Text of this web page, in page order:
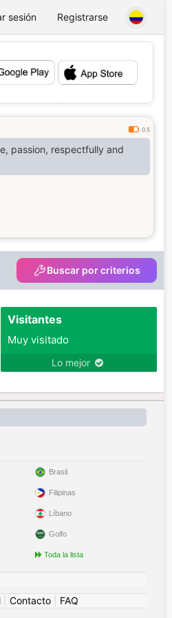
sesión Registrarse
💕
0.5
passion, respectfully and
Buscar por criterios
Visitantes
Muy visitado
Lo mejor
Brasil
Filipinas
Líbano
Golfo
Toda la lista
Contacto FAQ